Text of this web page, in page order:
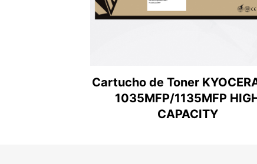
Cartucho de Toner
1035MFP/1135MFP
CAPACITY